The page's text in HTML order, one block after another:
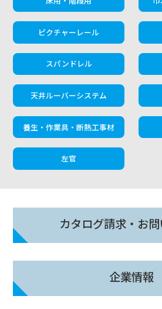
ピクチャーレール
スパンドレル
天井ルーバーシステム
養生・作業具・断熱工事材
左官
カタログ請求・お
企業情報